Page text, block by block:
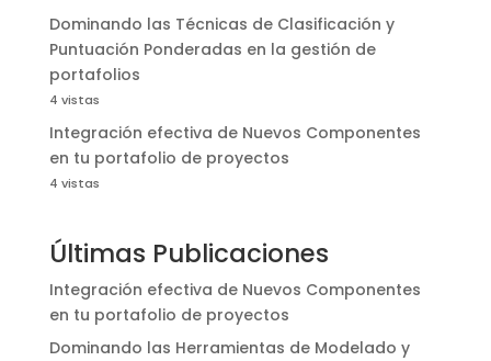
Dominando las Técnicas de Clasificación y
Puntuación Ponderadas en la gestión de
portafolios
4 vistas
Integración efectiva de Nuevos Componentes
en tu portafolio de proyectos
4 vistas
Últimas Publicaciones
Integración efectiva de Nuevos Componentes
en tu portafolio de proyectos
Dominando las Herramientas de Modelado y